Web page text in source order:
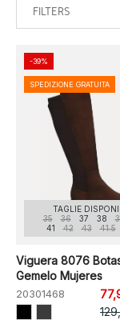
FILTERS
TAGLIE
35
36 37 38
41
42 43 41.5
Viguera 8076
Gemelo Mujeres
20301468
-39%
SPEDIZIONE GRATUITA